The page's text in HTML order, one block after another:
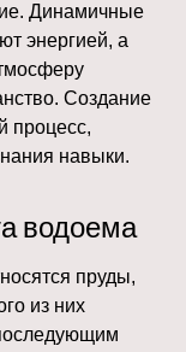
Динамичные
энергией, а
Создание
процесс,
навыки.
водоема
пруды,
из них